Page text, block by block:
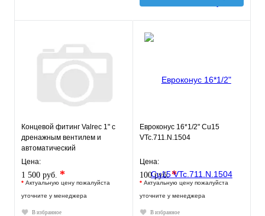
Концевой фитинг Valrec 1" с
дренажным вентилем и
автоматический
воздухоотводчик
Цена:
1 500 руб. *
* Актуальную цену пожалуйста
уточните у менеджера
В избранное
Евроконус 16*1/2" Cu15
VTc.711.N.1504
Цена:
100 руб.*
* Актуальную цену пожалуйста
уточните у менеджера
В избранное